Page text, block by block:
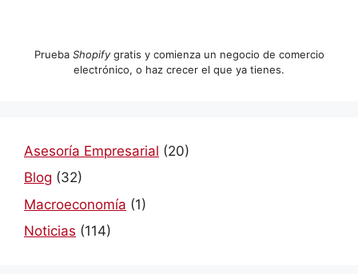
Prueba Shopifygratis y comienza un negocio de comercio
electrónico, o haz crecer el que ya tienes.
Asesoría Empresarial (20)
Blog (32)
Macroeconomía (1)
Noticias (114)